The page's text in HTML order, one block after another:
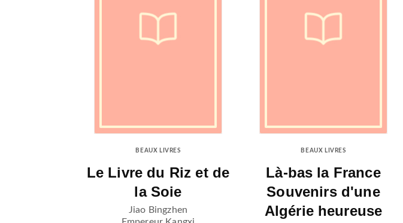
BEAUX LIVRES
Le Livre du Riz et de
la Soie
Jiao Bingzhen
BEAUX LIVRES
Là-bas la France
Souvenirs d'une
Algérie heureuse